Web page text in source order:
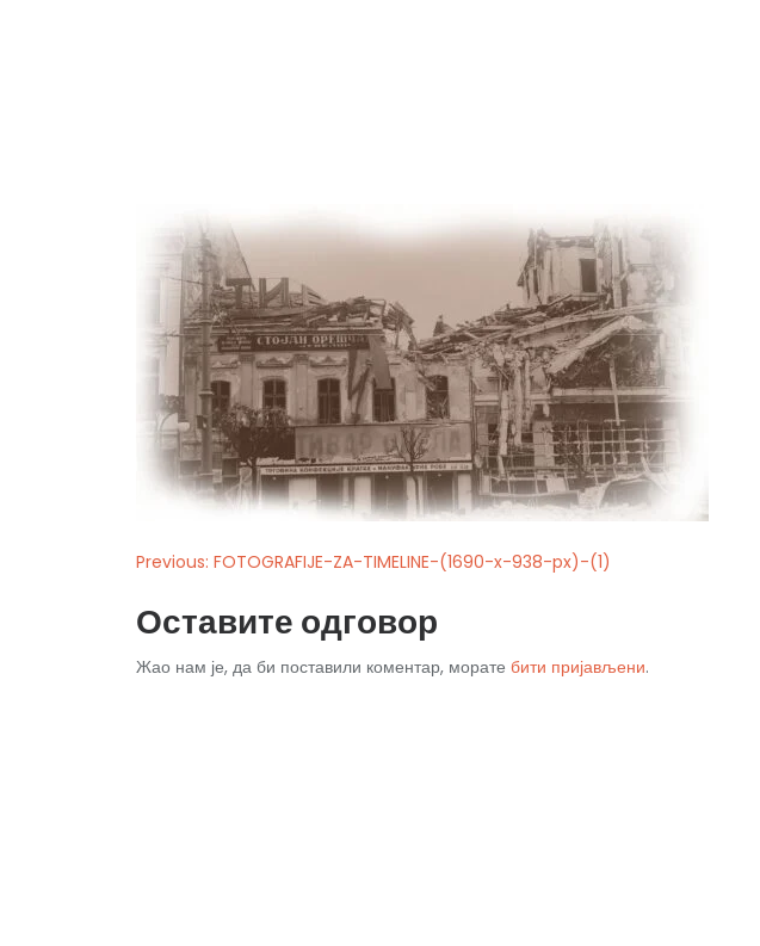
Previous: FOTOGRAFIJE-ZA-TIMELINE-(1690-x-938-px)-(1)
Оставите одговор
Жао нам је, да би поставили коментар, морате бити пријављени.